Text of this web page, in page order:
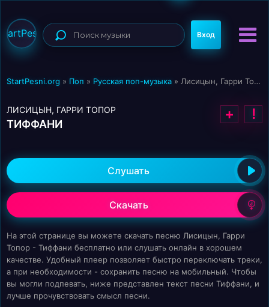
Вход
StartPesni.org » Поп » Русская поп-музыка » Лисицын, Гарри Топор - Тиффани
ЛИСИЦЫН, ГАРРИ ТОПОР
ТИФФАНИ
+ !
Слушать
Скачать
На этой странице вы можете скачать песню Лисицын, Гарри
Топор - Тиффани бесплатно или слушать онлайн в хорошем
качестве. Удобный плеер позволяет быстро переключать треки,
а при необходимости - сохранить песню на мобильный. Чтобы
вы могли подпевать, ниже представлен текст песни Тиффани, и
лучше прочувствовать смысл песни.